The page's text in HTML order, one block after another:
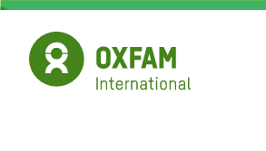
Aller
contenu
principal